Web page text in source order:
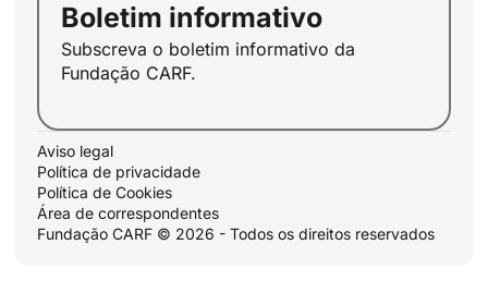
Boletim informativo
Subscreva o boletim informativo da
Fundação CARF.
Aviso legal
Política de privacidade
Política de Cookies
Área de correspondentes
Fundação CARF © 2026 - Todos os direitos reservados